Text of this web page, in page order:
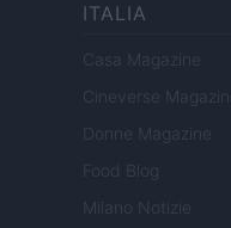
ITALIA
Casa Magazine
Cineverse Magazine
Donne Magazine
Food Blog
Milano Notizie